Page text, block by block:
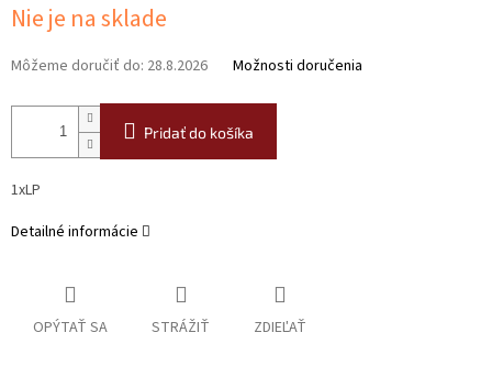
cena:
Nie je na sklade
Môžeme doručiť do: 28.8.2026 Možnosti doručenia
Pridať do košíka
1xLP
Detailné informácie
OPÝTAŤ SA STRÁŽIŤ ZDIEĽAŤ